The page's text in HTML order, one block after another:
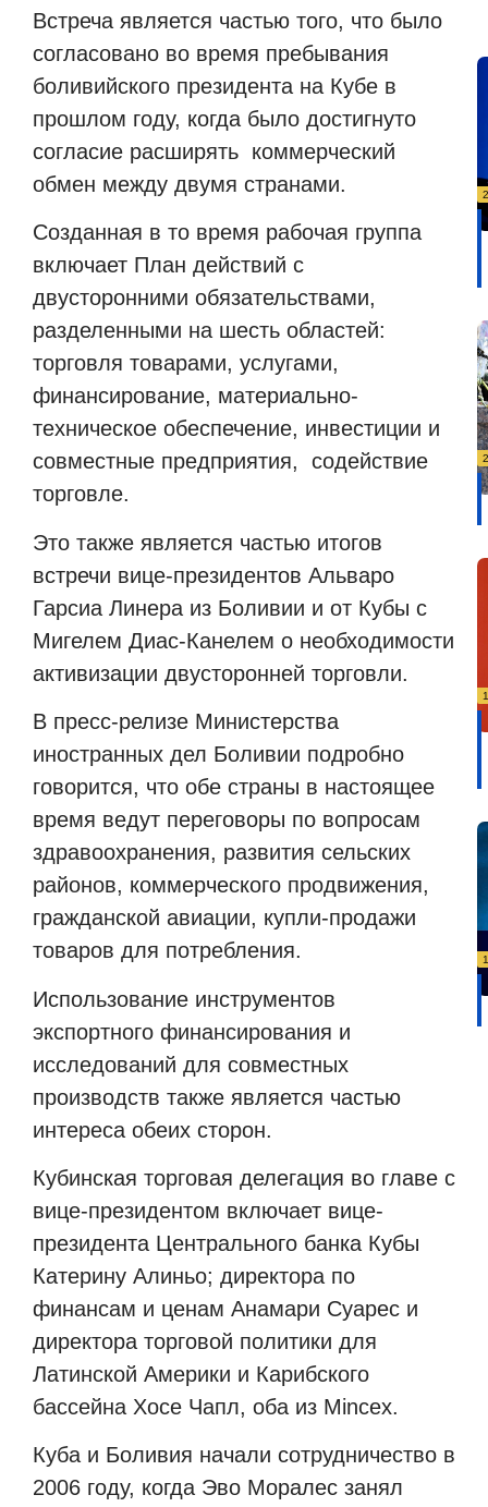
Встреча является частью того, что было
согласовано во время пребывания
боливийского президента на Кубе в
прошлом году, когда было достигнуто
согласие расширять коммерческий
обмен между двумя странами.
Созданная в то время рабочая группа
включает План действий с
двусторонними обязательствами,
разделенными на шесть областей:
торговля товарами, услугами,
финансирование, материально-
техническое обеспечение, инвестиции и
совместные предприятия, содействие
торговле.
Это также является частью итогов
встречи вице-президентов Альваро
Гарсиа Линера из Боливии и от Кубы с
Мигелем Диас-Канелем о необходимости
активизации двусторонней торговли.
В пресс-релизе Министерства
иностранных дел Боливии подробно
говорится, что обе страны в настоящее
время ведут переговоры по вопросам
здравоохранения, развития сельских
районов, коммерческого продвижения,
гражданской авиации, купли-продажи
товаров для потребления.
Использование инструментов
экспортного финансирования и
исследований для совместных
производств также является частью
интереса обеих сторон.
Кубинская торговая делегация во главе с
вице-президентом включает вице-
президента Центрального банка Кубы
Катерину Алиньо; директора по
финансам и ценам Анамари Суарес и
директора торговой политики для
Латинской Америки и Карибского
бассейна Хосе Чапл, оба из Mincex.
Куба и Боливия начали сотрудничество в
2006 году, когда Эво Моралес занял